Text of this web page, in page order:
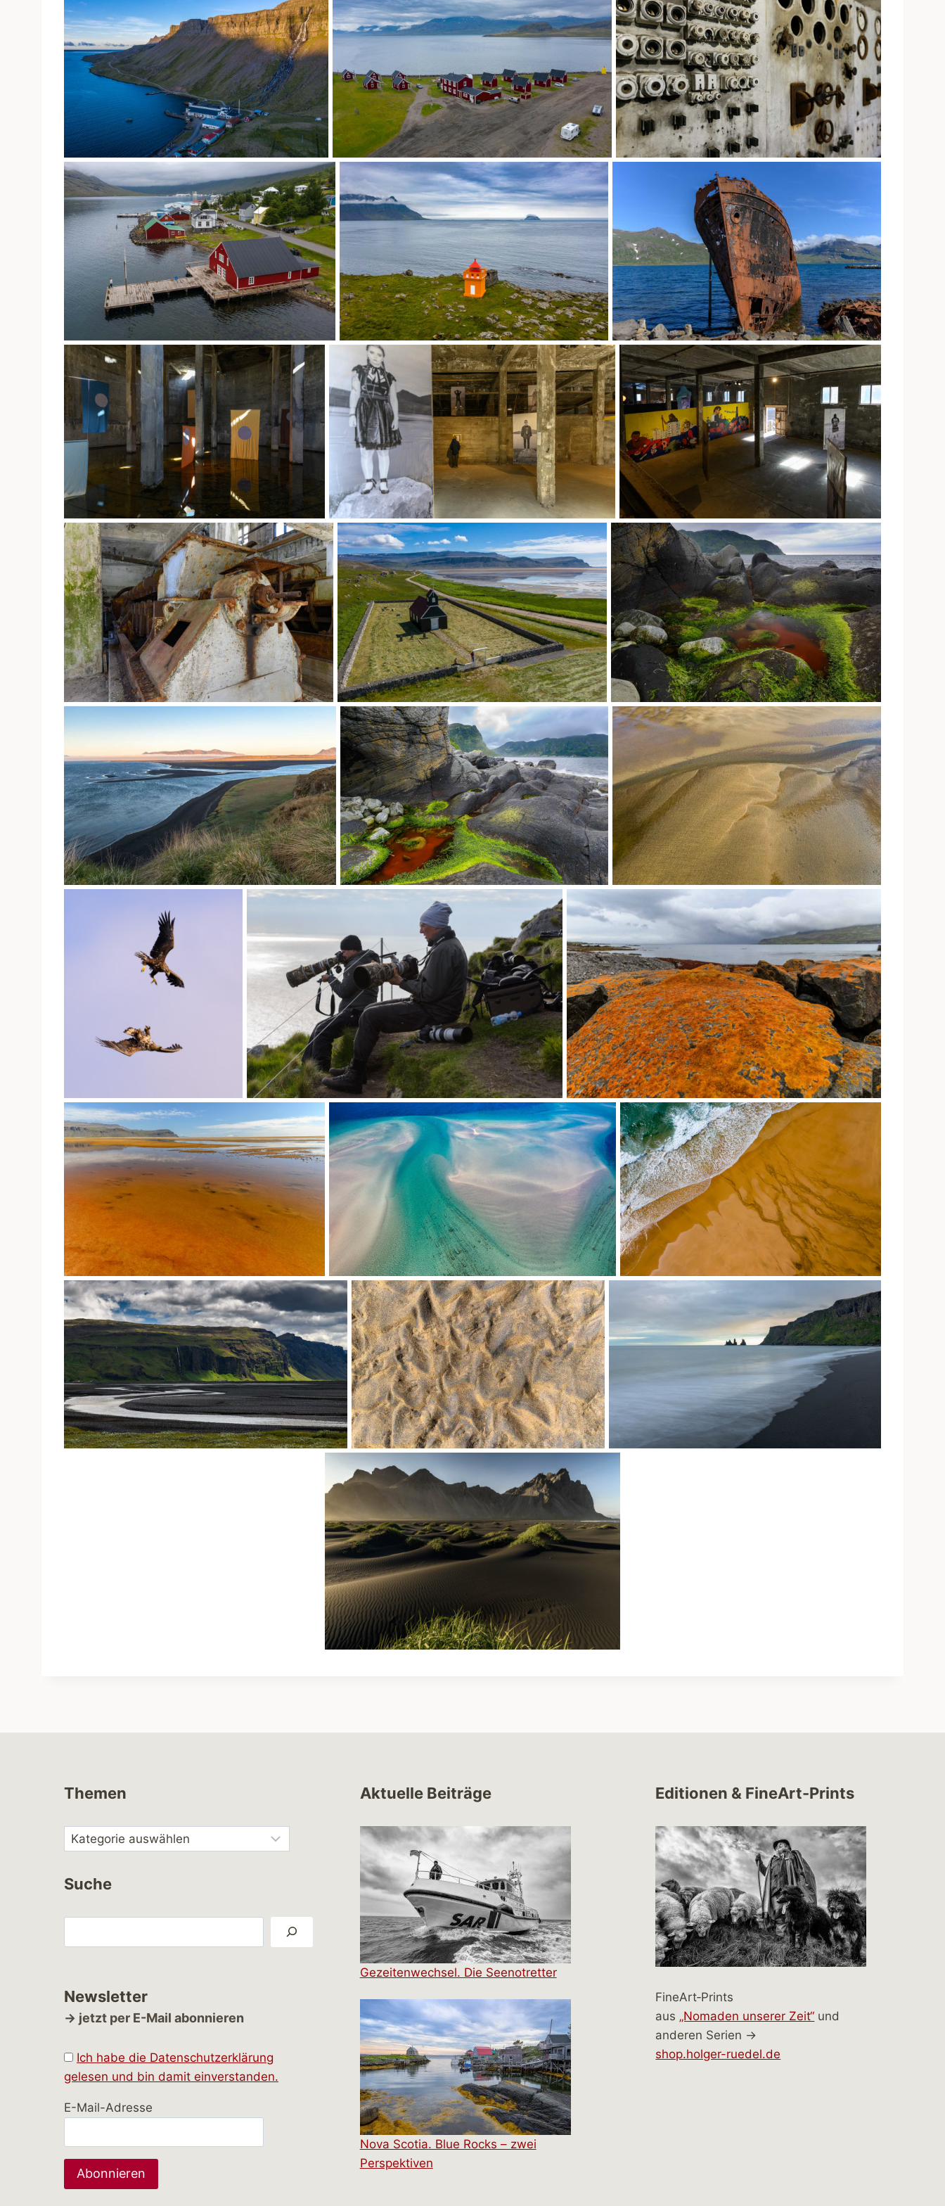
Themen
Suche
Newsletter
→ jetzt per E-Mail abonnieren
Ich habe die Datenschutzerklärung
gelesen und bin damit einverstanden.
E-Mail-Adresse
Aktuelle Beiträge
Gezeitenwechsel. Die Seenotretter
Nova Scotia. Blue Rocks – zwei
Perspektiven
Editionen & FineArt-Prints
FineArt‑Prints
aus „Nomaden unserer Zeit“ und
anderen Serien →
shop.holger-ruedel.de